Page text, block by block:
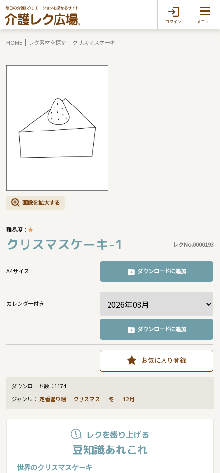
ログイン メニュー
HOME レク素材を探す クリスマスケーキ
画像を拡大する
難易度：★
クリスマスケーキ-1 レクNo.0000193
A4サイズ ダウンロードに追加
カレンダー付き
ダウンロードに追加
お気に入り登録
ダウンロード数： 1174
ジャンル： 定番塗り絵 クリスマス 冬 12月
レクを盛り上げる
豆知識あれこれ
世界のクリスマスケーキ